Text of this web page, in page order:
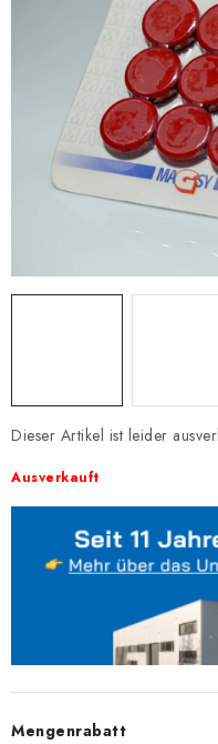
Dieser Artikel ist leider
Ausverkauft
Mengenrabatt